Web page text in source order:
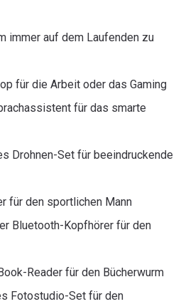
immer auf dem Laufenden zu
für die Arbeit oder das Gaming
für das smarte
Drohnen-Set für beeindruckende
für den sportlichen Mann
Bluetooth-Kopfhörer für den
Reader für den Bücherwurm
Fotostudio-Set für den